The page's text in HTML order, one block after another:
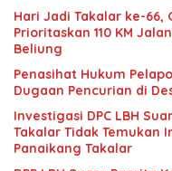
Hari Jadi Takalar ke-66,
Prioritaskan 110 KM
Beliung
Penasihat Hukum
Dugaan Pencurian di
Investigasi DPC LBH
Takalar Tidak Temukan
Panaikang Takalar